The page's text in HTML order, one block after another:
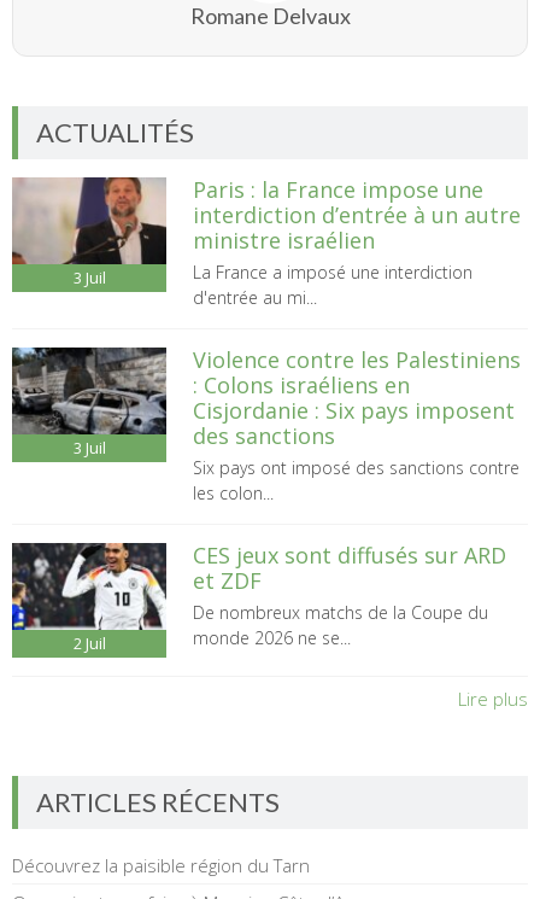
Romane Delvaux
ACTUALITÉS
3 Juil
Paris : la France impose une
interdiction d’entrée à un autre
ministre israélien
La France a imposé une interdiction
d'entrée au mi...
3 Juil
Violence contre les Palestiniens
: Colons israéliens en
Cisjordanie : Six pays imposent
des sanctions
Six pays ont imposé des sanctions contre
les colon...
2 Juil
CES jeux sont diffusés sur ARD
et ZDF
De nombreux matchs de la Coupe du
monde 2026 ne se...
Lire plus
ARTICLES RÉCENTS
Découvrez la paisible région du Tarn